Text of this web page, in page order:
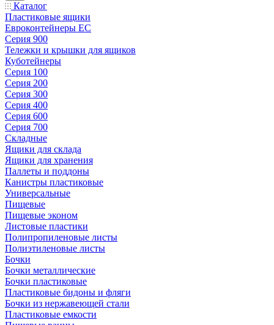
Каталог
Пластиковые ящики
Евроконтейнеры ЕС
Серия 900
Тележки и крышки для ящиков
Куботейнеры
Серия 100
Серия 200
Серия 300
Серия 400
Серия 600
Серия 700
Складные
Ящики для склада
Ящики для хранения
Паллеты и поддоны
Канистры пластиковые
Универсальные
Пищевые
Пищевые эконом
Листовые пластики
Полипропиленовые листы
Полиэтиленовые листы
Бочки
Бочки металлические
Бочки пластиковые
Пластиковые бидоны и фляги
Бочки из нержавеющей стали
Пластиковые емкости